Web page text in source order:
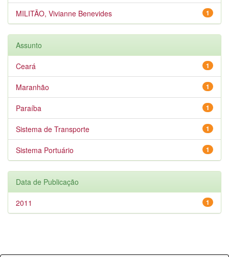
1
MILITÃO, Vivianne Benevides
Assunto
1
Ceará
1
Maranhão
1
Paraíba
1
Sistema de Transporte
1
Sistema Portuário
Data de Publicação
1
2011